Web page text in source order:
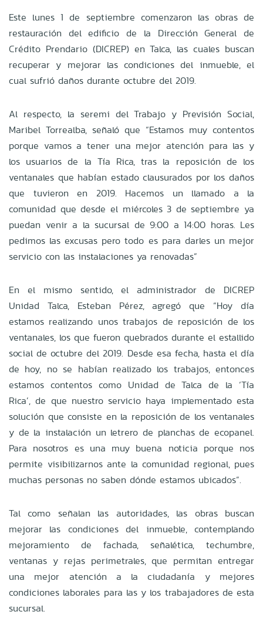
Este lunes 1 de septiembre comenzaron las obras de
restauración del edificio de la Dirección General de
Crédito Prendario (DICREP) en Talca, las cuales buscan
recuperar y mejorar las condiciones del inmueble, el
cual sufrió daños durante octubre del 2019.
Al respecto, la seremi del Trabajo y Previsión Social,
Maribel Torrealba, señaló que “Estamos muy contentos
porque vamos a tener una mejor atención para las y
los usuarios de la Tía Rica, tras la reposición de los
ventanales que habían estado clausurados por los daños
que tuvieron en 2019. Hacemos un llamado a la
comunidad que desde el miércoles 3 de septiembre ya
puedan venir a la sucursal de 9:00 a 14:00 horas. Les
pedimos las excusas pero todo es para darles un mejor
servicio con las instalaciones ya renovadas”
En el mismo sentido, el administrador de DICREP
Unidad Talca, Esteban Pérez, agregó que “Hoy día
estamos realizando unos trabajos de reposición de los
ventanales, los que fueron quebrados durante el estallido
social de octubre del 2019. Desde esa fecha, hasta el día
de hoy, no se habían realizado los trabajos, entonces
estamos contentos como Unidad de Talca de la ‘Tía
Rica’, de que nuestro servicio haya implementado esta
solución que consiste en la reposición de los ventanales
y de la instalación un letrero de planchas de ecopanel.
Para nosotros es una muy buena noticia porque nos
permite visibilizarnos ante la comunidad regional, pues
muchas personas no saben dónde estamos ubicados”.
Tal como señalan las autoridades, las obras buscan
mejorar las condiciones del inmueble, contemplando
mejoramiento de fachada, señalética, techumbre,
ventanas y rejas perimetrales, que permitan entregar
una mejor atención a la ciudadanía y mejores
condiciones laborales para las y los trabajadores de esta
sucursal.